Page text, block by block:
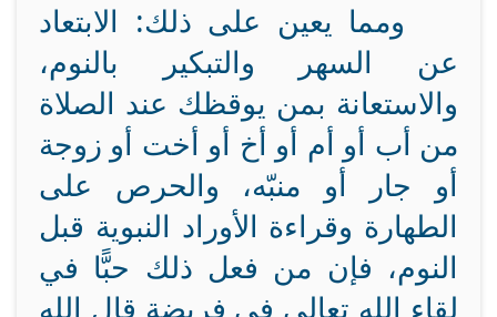
ومما يعين على ذلك: الابتعاد
عن السهر والتبكير بالنوم،
والاستعانة بمن يوقظك عند الصلاة
من أب أو أم أو أخ أو أخت أو زوجة
أو جار أو منبّه، والحرص على
الطهارة وقراءة الأوراد النبوية قبل
النوم، فإن من فعل ذلك حبًّا في
لقاء الله تعالى في فريضة قال الله